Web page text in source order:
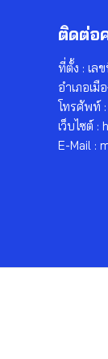
ติดต่อ
ที่ตั้ง : เล
อำเภอเมื
โทรศัพท์
เว็บไซต์
E-Mail :